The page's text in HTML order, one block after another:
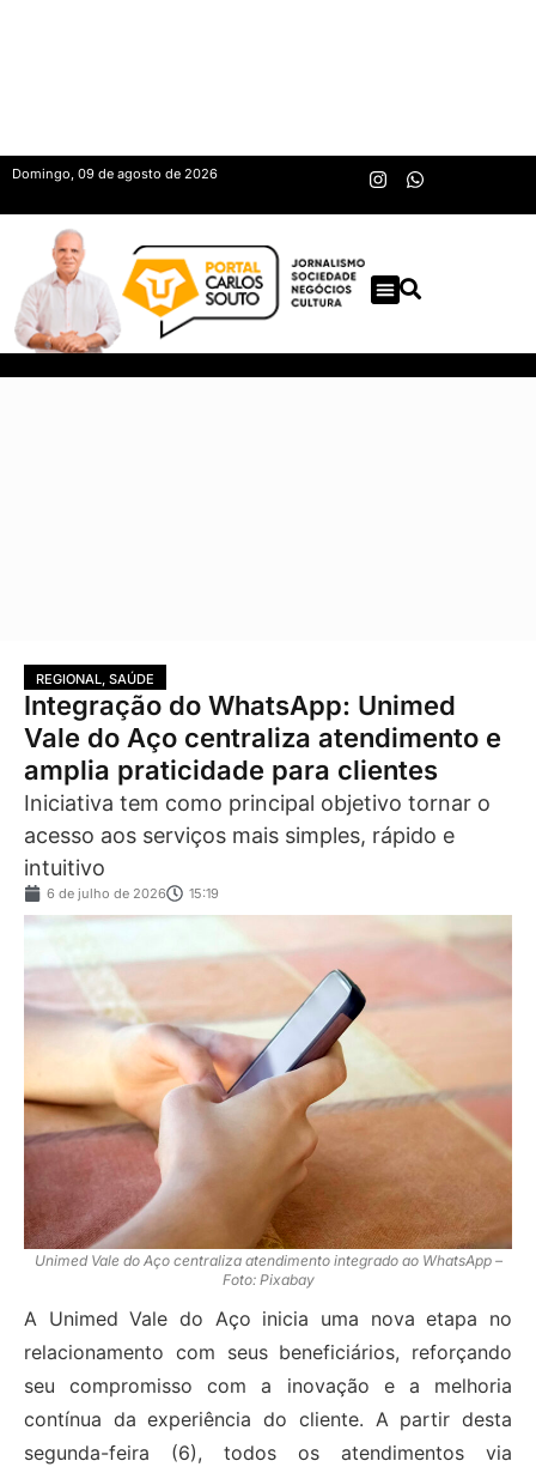
Domingo, 09 de agosto de 2026
REGIONAL, SAÚDE
Integração do WhatsApp: Unimed
Vale do Aço centraliza atendimento e
amplia praticidade para clientes
Iniciativa tem como principal objetivo tornar o
acesso aos serviços mais simples, rápido e
intuitivo
6 de julho de 2026 15:19
Unimed Vale do Aço centraliza atendimento integrado ao WhatsApp –
Foto: Pixabay
A Unimed Vale do Aço inicia uma nova etapa no
relacionamento com seus beneficiários, reforçando
seu compromisso com a inovação e a melhoria
contínua da experiência do cliente. A partir desta
segunda-feira (6), todos os atendimentos via